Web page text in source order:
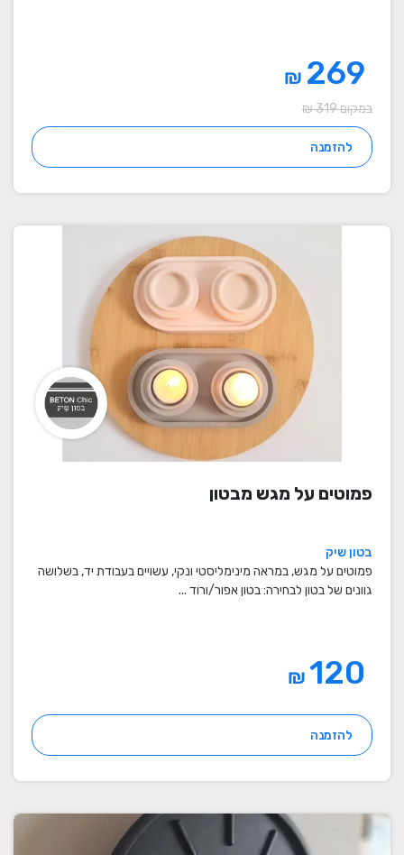
₪
במקום 319 ₪
להזמנה
פמוטים על מגש מבטון
בטון שיק
פמוטים על מגש, במראה מינימליסטי ונקי, עשויים בעבודת יד, בשלושה
גוונים של בטון לבחירה: בטון אפור/ורוד ...
₪
להזמנה